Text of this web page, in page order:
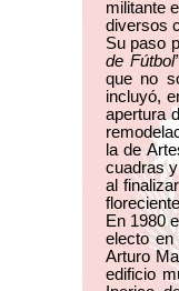
militante
diversos
Su paso
de Fútbol”
que no
incluyó,
apertura
la de
cuadras
al
En 1980
electo
Arturo
edificio